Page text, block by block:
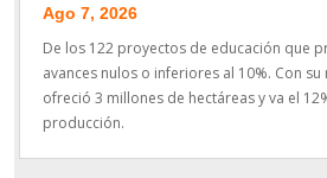
Ago 7, 2026
De los 122 proyectos de educación que
avances nulos o inferiores al 10%. Con
ofreció 3 millones de hectáreas y va el
producción.